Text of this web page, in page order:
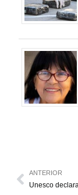
ANTERIOR